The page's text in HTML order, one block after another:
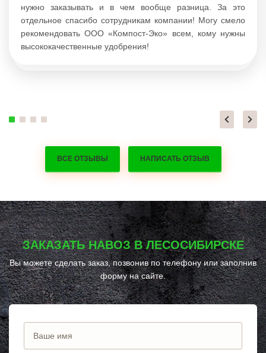
нужно заказывать и в чем вообще разница. За это
отдельное спасибо сотрудникам компании! Могу смело
рекомендовать ООО «Компост-Эко» всем, кому нужны
высококачественные удобрения!
ВСЕ ОТЗЫВЫ НАПИСАТЬ ОТЗЫВ
ЗАКАЗАТЬ НАВОЗ В ЛЕСОСИБИРСКЕ
Вы можете сделать заказ, позвонив по телефонуили заполнив
форму на сайте.